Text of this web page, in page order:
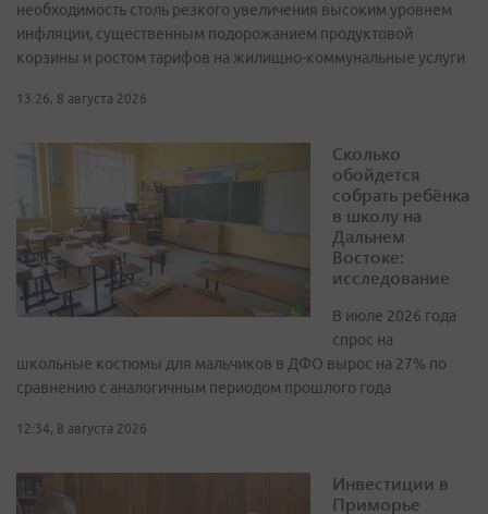
необходимость столь резкого увеличения высоким уровнем
инфляции, существенным подорожанием продуктовой
корзины и ростом тарифов на жилищно-коммунальные услуги
13:26, 8 августа 2026
Сколько
обойдется
собрать ребёнка
в школу на
Дальнем
Востоке:
исследование
В июле 2026 года
спрос на
школьные костюмы для мальчиков в ДФО вырос на 27% по
сравнению с аналогичным периодом прошлого года
12:34, 8 августа 2026
Инвестиции в
Приморье